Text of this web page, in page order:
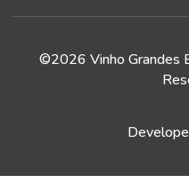
©2026 Vinho Grandes